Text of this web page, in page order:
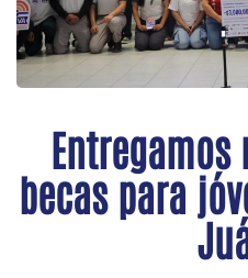
Entregamos
becas para